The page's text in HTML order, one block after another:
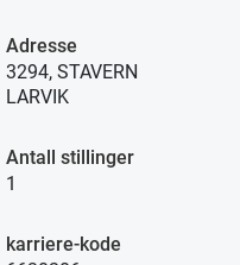
Adresse
3294, STAVERN
LARVIK
Antall stillinger
1
karriere-kode